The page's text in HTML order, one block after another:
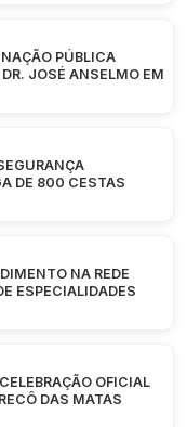
PÚBLICA
JOSÉ ANSELMO EM
DE 800 CESTAS
NA REDE
ESPECIALIDADES
OFICIAL
DAS MATAS